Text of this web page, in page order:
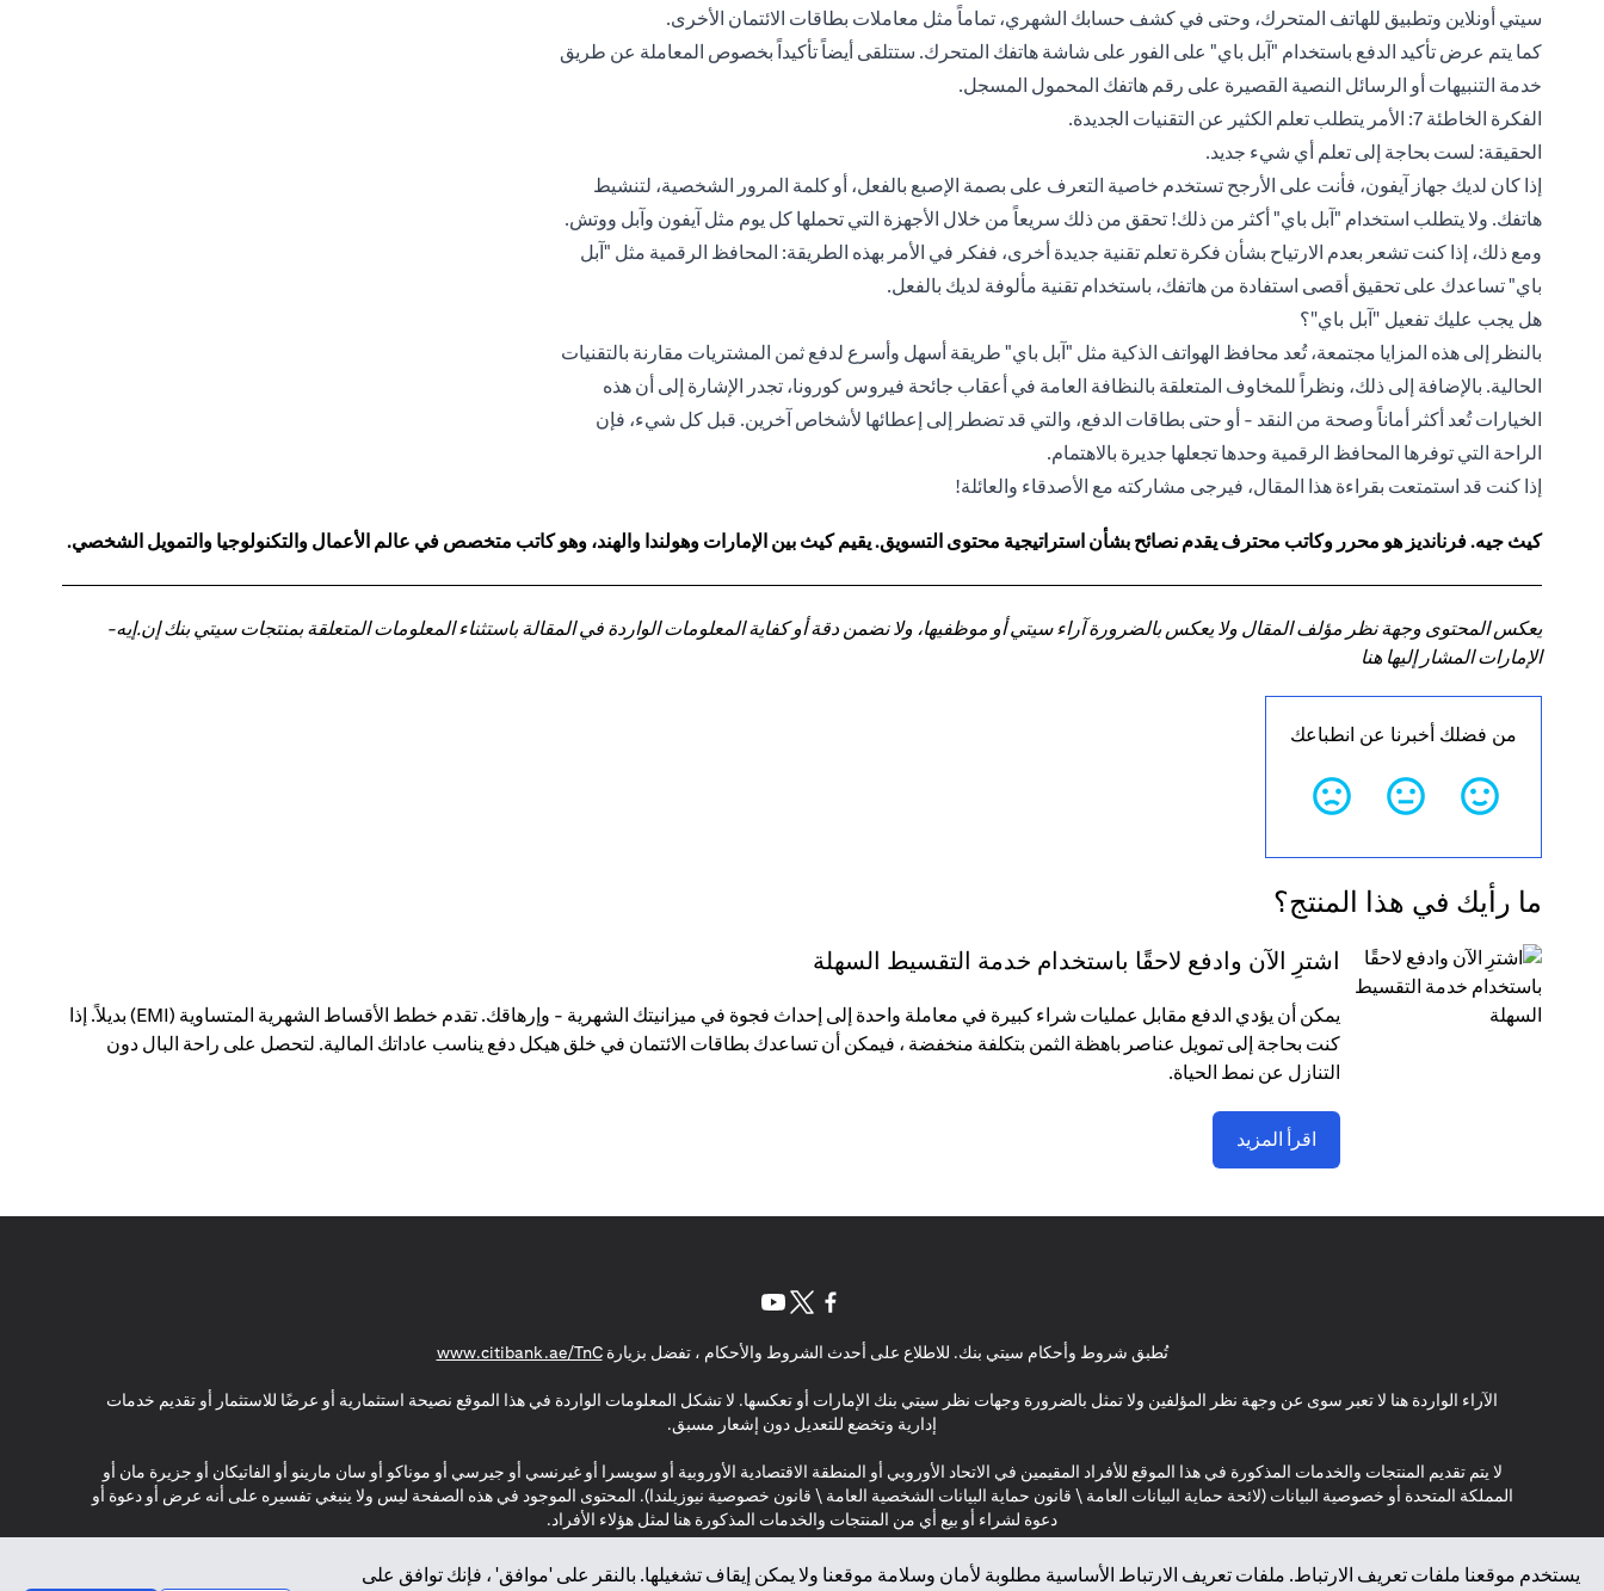
سيتي أونلاين وتطبيق للهاتف المتحرك، وحتى في كشف حسابك الشهري، تماماً مثل معاملات بطاقات الائتمان الأخرى.
كما يتم عرض تأكيد الدفع باستخدام "آبل باي" على الفور على شاشة هاتفك المتحرك. ستتلقى أيضاً تأكيداً بخصوص المعاملة عن طريق
خدمة التنبيهات أو الرسائل النصية القصيرة على رقم هاتفك المحمول المسجل.
الفكرة الخاطئة 7: الأمر يتطلب تعلم الكثير عن التقنيات الجديدة.
الحقيقة: لست بحاجة إلى تعلم أي شيء جديد.
إذا كان لديك جهاز آيفون، فأنت على الأرجح تستخدم خاصية التعرف على بصمة الإصبع بالفعل، أو كلمة المرور الشخصية، لتنشيط
هاتفك. ولا يتطلب استخدام "آبل باي" أكثر من ذلك! تحقق من ذلك سريعاً من خلال الأجهزة التي تحملها كل يوم مثل آيفون وآبل ووتش.
ومع ذلك، إذا كنت تشعر بعدم الارتياح بشأن فكرة تعلم تقنية جديدة أخرى، ففكر في الأمر بهذه الطريقة: المحافظ الرقمية مثل "آبل
باي" تساعدك على تحقيق أقصى استفادة من هاتفك، باستخدام تقنية مألوفة لديك بالفعل.
هل يجب عليك تفعيل "آبل باي"؟
بالنظر إلى هذه المزايا مجتمعة، تُعد محافظ الهواتف الذكية مثل "آبل باي" طريقة أسهل وأسرع لدفع ثمن المشتريات مقارنة بالتقنيات
الحالية. بالإضافة إلى ذلك، ونظراً للمخاوف المتعلقة بالنظافة العامة في أعقاب جائحة فيروس كورونا، تجدر الإشارة إلى أن هذه
الخيارات تُعد أكثر أماناً وصحة من النقد - أو حتى بطاقات الدفع، والتي قد تضطر إلى إعطائها لأشخاص آخرين. قبل كل شيء، فإن
الراحة التي توفرها المحافظ الرقمية وحدها تجعلها جديرة بالاهتمام.
إذا كنت قد استمتعت بقراءة هذا المقال، فيرجى مشاركته مع الأصدقاء والعائلة!
كيث جيه. فرنانديز هو محرر وكاتب محترف يقدم نصائح بشأن استراتيجية محتوى التسويق. يقيم كيث بين الإمارات وهولندا والهند، وهو كاتب متخصص في عالم الأعمال والتكنولوجيا والتمويل الشخصي.
يعكس المحتوى وجهة نظر مؤلف المقال ولا يعكس بالضرورة آراء سيتي أو موظفيها، ولا نضمن دقة أو كفاية المعلومات الواردة في المقالة باستثناء المعلومات المتعلقة بمنتجات سيتي بنك إن.إيه-
الإمارات المشار إليها هنا
من فضلك أخبرنا عن انطباعك
ما رأيك في هذا المنتج؟
اشترِ الآن وادفع لاحقًا باستخدام خدمة التقسيط السهلة
يمكن أن يؤدي الدفع مقابل عمليات شراء كبيرة في معاملة واحدة إلى إحداث فجوة في ميزانيتك الشهرية - وإرهاقك. تقدم خطط الأقساط الشهرية المتساوية (EMI) بديلاً. إذا
كنت بحاجة إلى تمويل عناصر باهظة الثمن بتكلفة منخفضة ، فيمكن أن تساعدك بطاقات الائتمان في خلق هيكل دفع يناسب عاداتك المالية. لتحصل على راحة البال دون
التنازل عن نمط الحياة.
اقرأ المزيد
يستخدم موقعنا ملفات تعريف الارتباط. ملفات تعريف الارتباط الأساسية مطلوبة لأمان وسلامة موقعنا ولا يمكن إيقاف تشغيلها. بالنقر على 'موافق' ، فإنك توافق على
تُطبق شروط وأحكام سيتي بنك. للاطلاع على أحدث الشروط والأحكام ، تفضل بزيارةwww.citibank.ae/TnC
(opens in a new tab)
الآراء الواردة هنا لا تعبر سوى عن وجهة نظر المؤلفين ولا تمثل بالضرورة وجهات نظر سيتي بنك الإمارات أو تعكسها. لا تشكل المعلومات الواردة في هذا الموقع نصيحة استثمارية أو عرضًا للاستثمار أو تقديم خدمات
إدارية وتخضع للتعديل دون إشعار مسبق.
لا يتم تقديم المنتجات والخدمات المذكورة في هذا الموقع للأفراد المقيمين في الاتحاد الأوروبي أو المنطقة الاقتصادية الأوروبية أو سويسرا أو غيرنسي أو جيرسي أو موناكو أو سان مارينو أو الفاتيكان أو جزيرة مان أو
المملكة المتحدة أو خصوصية البيانات (لائحة حماية البيانات العامة \ قانون حماية البيانات الشخصية العامة \ قانون خصوصية نيوزيلندا). المحتوى الموجود في هذه الصفحة ليس ولا ينبغي تفسيره على أنه عرض أو دعوة أو
دعوة لشراء أو بيع أي من المنتجات والخدمات المذكورة هنا لمثل هؤلاء الأفراد.
*GDPR – اللائحة العامة لحماية البيانات؛ * LGPD – Lei Geral de Proteção de Dados Pessoais ; *NZPA – قانون الخصوصية النيوزيلندي